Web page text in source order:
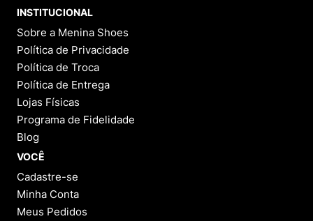
INSTITUCIONAL
Sobre a Menina Shoes
Política de Privacidade
Política de Troca
Política de Entrega
Lojas Físicas
Programa de Fidelidade
Blog
VOCÊ
Cadastre-se
Minha Conta
Meus Pedidos